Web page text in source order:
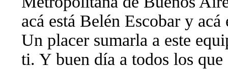
acá está Belén Escobar y
Un placer sumarla a este
ti. Y buen día a todos los